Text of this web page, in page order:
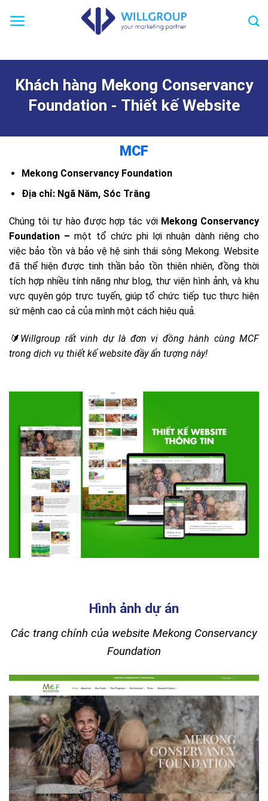
đến
dung
Khách hàng Mekong Conservancy
Foundation - Thiết kế Website
MCF
Mekong Conservancy Foundation
Địa chỉ: Ngã Năm, Sóc Trăng
Chúng tôi tự hào được hợp tác với Mekong Conservancy
Foundation – một tổ chức phi lợi nhuận dành riêng cho
việc bảo tồn và bảo vệ hệ sinh thái sông Mekong. Website
đã thể hiện được tinh thần bảo tồn thiên nhiên, đồng thời
tích hợp nhiều tính năng như blog, thư viện hình ảnh, và khu
vực quyên góp trực tuyến, giúp tổ chức tiếp tục thực hiện
sứ mệnh cao cả của mình một cách hiệu quả.
🔰 Willgroup rất vinh dự là đơn vị đồng hành cùng MCF
trong dịch vụ thiết kế website đầy ấn tượng này!
Hình ảnh dự án
Các trang chính của website Mekong Conservancy
Foundation